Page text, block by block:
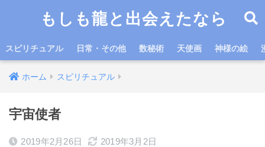
もしも龍と出会えたなら
スピリチュアル 日常・その他 数秘術 天使画 神様の絵
ホーム スピリチュアル
宇宙使者
2019年2月26日 2019年3月2日